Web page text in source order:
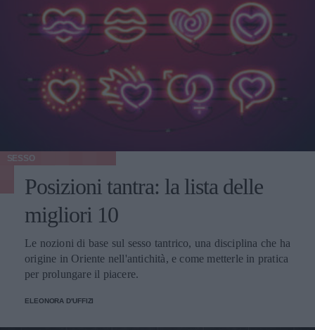
SESSO
Posizioni tantra: la lista delle
migliori 10
Le nozioni di base sul sesso tantrico, una disciplina che ha
origine in Oriente nell'antichità, e come metterle in pratica
per prolungare il piacere.
ELEONORA D'UFFIZI